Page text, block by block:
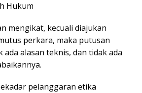
Hukum
mengikat, kecuali diajukan
perkara, maka putusan
alasan teknis, dan tidak ada
pelanggaran etika